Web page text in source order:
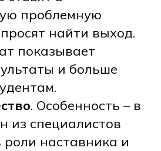
проблемную
найти выход.
показывает
и больше
. Особенность – в
из специалистов
роли наставника и